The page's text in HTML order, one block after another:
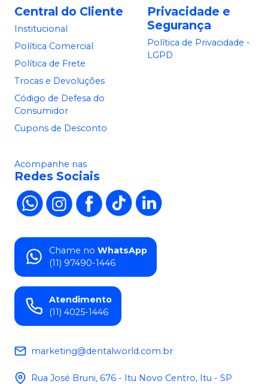
Central do Cliente
Institucional
Política Comercial
Política de Frete
Trocas e Devoluções
Código de Defesa do
Consumidor
Cupons de Desconto
Privacidade e
Segurança
Política de Privacidade -
LGPD
Acompanhe nas
Redes Sociais
Chame no WhatsApp
(11) 97490-1446
Atendimento
(11) 4025-1446
marketing@dentalworld.com.br
Rua José Bruni, 676 - Itu Novo Centro, Itu - SP